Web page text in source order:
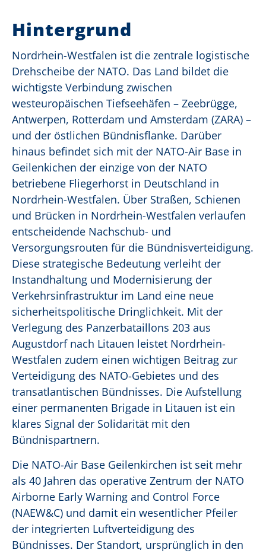
Hintergrund
Nordrhein-Westfalen ist die zentrale logistische
Drehscheibe der NATO. Das Land bildet die
wichtigste Verbindung zwischen
westeuropäischen Tiefseehäfen – Zeebrügge,
Antwerpen, Rotterdam und Amsterdam (ZARA) –
und der östlichen Bündnisflanke. Darüber
hinaus befindet sich mit der NATO-Air Base in
Geilenkichen der einzige von der NATO
betriebene Fliegerhorst in Deutschland in
Nordrhein-Westfalen. Über Straßen, Schienen
und Brücken in Nordrhein-Westfalen verlaufen
entscheidende Nachschub- und
Versorgungsrouten für die Bündnisverteidigung.
Diese strategische Bedeutung verleiht der
Instandhaltung und Modernisierung der
Verkehrsinfrastruktur im Land eine neue
sicherheitspolitische Dringlichkeit. Mit der
Verlegung des Panzerbataillons 203 aus
Augustdorf nach Litauen leistet Nordrhein-
Westfalen zudem einen wichtigen Beitrag zur
Verteidigung des NATO-Gebietes und des
transatlantischen Bündnisses. Die Aufstellung
einer permanenten Brigade in Litauen ist ein
klares Signal der Solidarität mit den
Bündnispartnern.
Die NATO-Air Base Geilenkirchen ist seit mehr
als 40 Jahren das operative Zentrum der NATO
Airborne Early Warning and Control Force
(NAEW&C) und damit ein wesentlicher Pfeiler
der integrierten Luftverteidigung des
Bündnisses. Der Standort, ursprünglich in den